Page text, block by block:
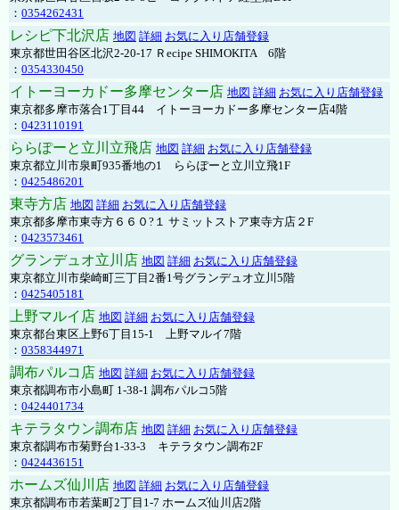
： 0354262431
レシピ下北沢店 地図 詳細 お気に入り店舗登録
東京都世田谷区北沢2-20-17 Ｒecipe SHIMOKITA 6階
： 0354330450
イトーヨーカドー多摩センター店 地図 詳細 お気に入り店舗登録
東京都多摩市落合1丁目44 イトーヨーカドー多摩センター店4階
： 0423110191
ららぽーと立川立飛店 地図 詳細 お気に入り店舗登録
東京都立川市泉町935番地の1 ららぽーと立川立飛1F
： 0425486201
東寺方店 地図 詳細 お気に入り店舗登録
東京都多摩市東寺方６６０?１ サミットストア東寺方店２F
： 0423573461
グランデュオ立川店 地図 詳細 お気に入り店舗登録
東京都立川市柴崎町三丁目2番1号グランデュオ立川5階
： 0425405181
上野マルイ店 地図 詳細 お気に入り店舗登録
東京都台東区上野6丁目15-1 上野マルイ7階
： 0358344971
調布パルコ店 地図 詳細 お気に入り店舗登録
東京都調布市小島町 1-38-1 調布パルコ5階
： 0424401734
キテラタウン調布店 地図 詳細 お気に入り店舗登録
東京都調布市菊野台1-33-3 キテラタウン調布2F
： 0424436151
ホームズ仙川店 地図 詳細 お気に入り店舗登録
東京都調布市若葉町2丁目1-7 ホームズ仙川店2階